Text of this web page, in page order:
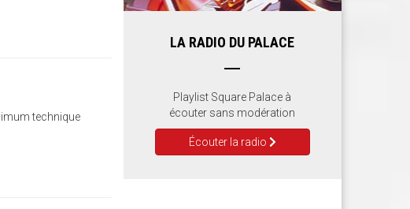
technique
LA RADIO DU PALACE
Playlist Square Palace à
écouter sans modération
Écouter la radio